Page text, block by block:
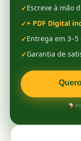
✓Escreve à mão
✓+ PDF Digital
✓Entrega em
✓Garantia de